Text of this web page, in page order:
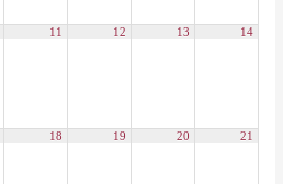
11 12 13 14
18 19 20 21